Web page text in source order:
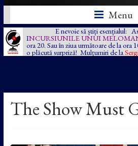
Menu
E nevoie să știți esențialul:
INCURSIUNILE UNUI
ora 20. Sau în ziua următoare de la ora
o plăcută surpriză! Mulțumiri de la
The Show Must